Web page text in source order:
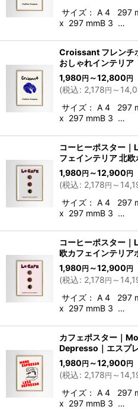
サイズ： A 4 297
x 297 mmB 3 …
Croissant フレンチ
おしゃれインテリア
1,980円 ～12,800円
(税込: 2,178円 ～
サイズ： A 4 297
x 297 mmB 3 …
コーヒーポスター｜
フェインテリア 北
1,980円 ～12,900円
(税込: 2,178円 ～
サイズ： A 4 297
x 297 mmB 3 …
コーヒーポスター｜
欧カフェインテリア
1,980円 ～12,900円
(税込: 2,178円 ～
サイズ： A 4 297
x 297 mmB 3 …
カフェポスター｜
Depresso｜エスプ
1,980円 ～12,900円
(税込: 2,178円 ～
サイズ： A 4 297
x 297 mmB 3 …